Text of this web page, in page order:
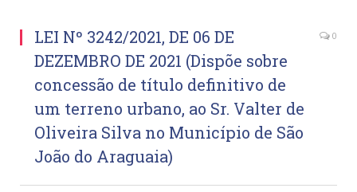
LEI Nº 3242/2021, DE 06 DE
DEZEMBRO DE 2021 (Dispõe sobre
concessão de título definitivo de
um terreno urbano, ao Sr. Valter de
Oliveira Silva no Município de São
João do Araguaia)
0